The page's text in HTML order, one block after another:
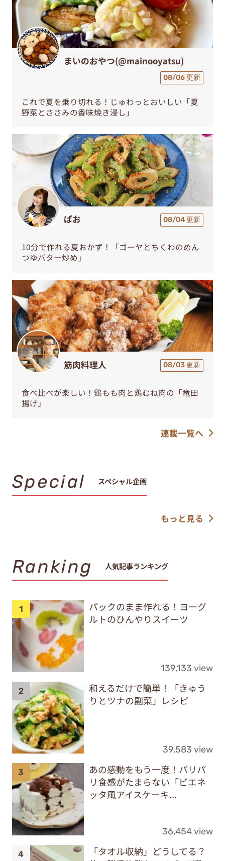
まいのおやつ(@mainooyatsu)
08/06 更新
これで夏を乗り切れる！じゅわっとおいしい「夏
野菜とささみの香味焼き浸し」
ぱお 08/04 更新
10分で作れる夏おかず！「ゴーヤとちくわのめん
つゆバター炒め」
筋肉料理人 08/03 更新
食べ比べが楽しい！鶏もも肉と鶏むね肉の「竜田
揚げ」
連載一覧へ
Special スペシャル企画
もっと見る
Ranking 人気記事ランキング
パックのまま作れる！ヨーグ
ルトのひんやりスイーツ
139,133 view
和えるだけで簡単！「きゅう
りとツナの副菜」レシピ
39,583 view
あの感動をもう一度！パリパ
リ食感がたまらない「ビエネ
ッタ風アイスケーキ...
36,454 view
「タオル収納」どうしてる？